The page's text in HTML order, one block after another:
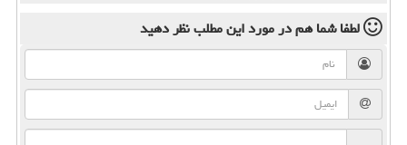
لطفا شما همدر مورد این مطلبنظر دهید